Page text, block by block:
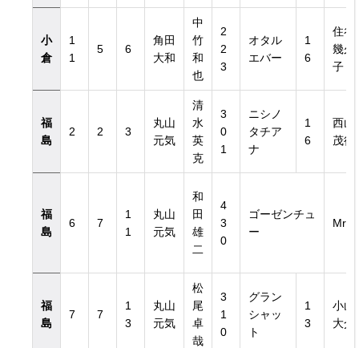
小
倉
1
1
5 6
角田
大和
中
竹
和
也
2
2
3
オタル
エバー
1
6
住谷
幾久
子
福
島
2 2 3
丸山
元気
清
水
英
克
3
0
1
ニシノ
タチア
ナ
1
6
西山
茂行
福
島
6 7
1
1
丸山
元気
和
田
雄
二
4
3
0
ゴーゼンチュ
ー
Mr.
福
島
7 7
1
3
丸山
元気
松
尾
卓
哉
3
1
0
グラン
シャッ
ト
1
3
小山
大介